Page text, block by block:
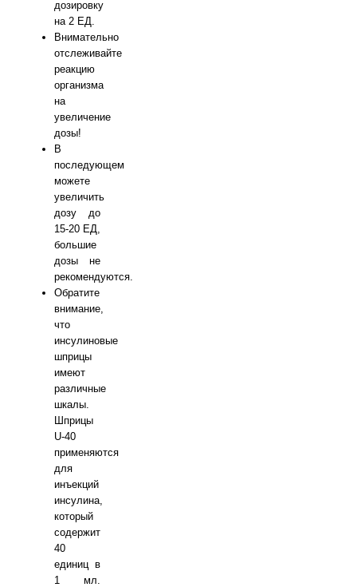
дозировку
на 2 ЕД.
Внимательно
отслеживайте
реакцию
организма
на
увеличение
дозы!
В
последующем
можете
увеличить
дозу до
15-20 ЕД,
большие
дозы не
рекомендуются.
Обратите
внимание,
что
инсулиновые
шприцы
имеют
различные
шкалы.
Шприцы
U-40
применяются
для
инъекций
инсулина,
который
содержит
40
единиц в
1 мл.